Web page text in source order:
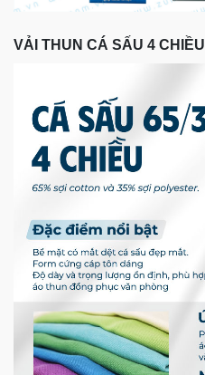
VẢI THUN CÁ SẤU 4 CHIỀU